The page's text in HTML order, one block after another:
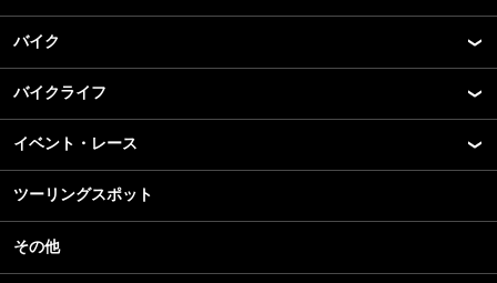
バイク
New Model Show
モデル情報
カスタマイズパーツ
テクノロジー
名車・旧車
ビジネス
バイクライフ
アプリ
ライディングギア
ツーリング
アウトドア
イベント・レース
モータースポーツ
イベント
スクール・レッスン
ツーリングスポット
その他